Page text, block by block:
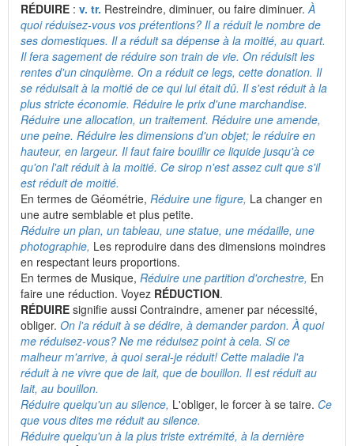
RÉDUIRE : v. tr. Restreindre, diminuer, ou faire diminuer.À
quoi réduisez-vous vos prétentions? Il a réduit le nombre de
ses domestiques. Il a réduit sa dépense à la moitié, au quart.
Il fera sagement de réduire son train de vie. On réduisit les
rentes d'un cinquième. On a réduit ce legs, cette donation. Il
se réduisait à la moitié de ce qui lui était dû. Il s'est réduit à la
plus stricte économie. Réduire le prix d'une marchandise.
Réduire une allocation, un traitement. Réduire une amende,
une peine. Réduire les dimensions d'un objet; le réduire en
hauteur, en largeur. Il faut faire bouillir ce liquide jusqu'à ce
qu'on l'ait réduit à la moitié. Ce sirop n'est assez cuit que s'il
est réduit de moitié.
En termes de Géométrie, Réduire une figure, La changer en
une autre semblable et plus petite.
Réduire un plan, un tableau, une statue, une médaille, une
photographie, Les reproduire dans des dimensions moindres
en respectant leurs proportions.
En termes de Musique, Réduire une partition d'orchestre, En
faire une réduction. Voyez RÉDUCTION.
RÉDUIRE signifie aussi Contraindre, amener par nécessité,
obliger. On l'a réduit à se dédire, à demander pardon. À quoi
me réduisez-vous? Ne me réduisez point à cela. Si ce
malheur m'arrive, à quoi serai-je réduit! Cette maladie l'a
réduit à ne vivre que de lait, que de bouillon. Il est réduit au
lait, au bouillon.
Réduire quelqu'un au silence, L'obliger, le forcer à se taire. Ce
que vous dites me réduit au silence.
Réduire quelqu'un à la plus triste extrémité, à la dernière